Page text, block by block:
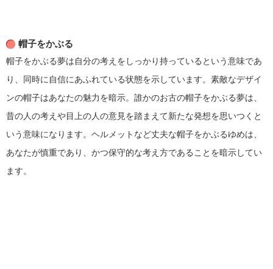
帽子をかぶる
帽子をかぶる夢は自分の考えをしっかり持っているという意味であ
り、同時に自信にあふれている状態を示しています。素敵なデザイ
ンの帽子はあなたの魅力を暗示。誰かのお古の帽子をかぶる夢は、
昔の人の考えや目上の人の意見を踏まえて新たな発想を思いつくと
いう意味になります。ヘルメットなど丈夫な帽子をかぶるゆめは、
あなたが慎重であり、かつ保守的な考え方であることを暗示してい
ます。